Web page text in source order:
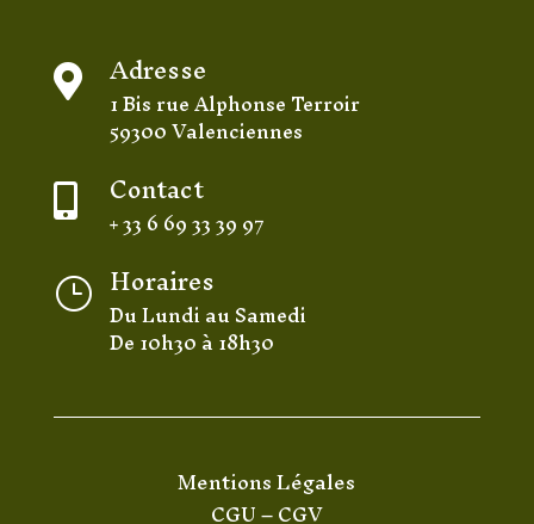
 Adresse
1 Bis rue Alphonse Terroir
59300 Valenciennes
 Contact
+ 33 6 69 33 39 97
} Horaires
Du Lundi au Samedi
De 10h30 à 18h30
Mentions Légales
CGU–CGV